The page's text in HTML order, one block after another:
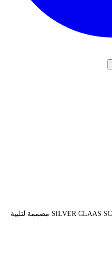
ماكينة صنع الخبز العربي والبيتزا SILVER CLAAS SC-7088 مصممة لتلبية